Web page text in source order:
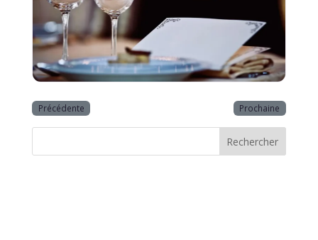
Précédente Prochaine
Rechercher